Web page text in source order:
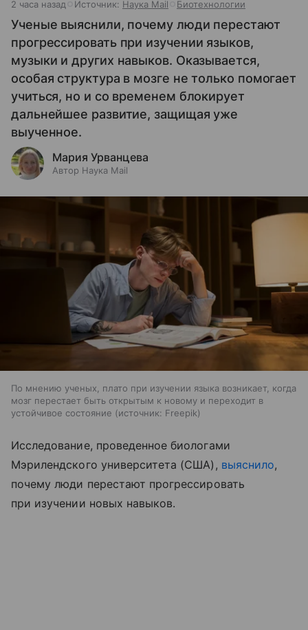
2 часа назад Источник: Наука Mail Биотехнологии
Ученые выяснили, почему люди перестают
прогрессировать при изучении языков,
музыки и других навыков. Оказывается,
особая структура в мозге не только помогает
учиться, но и со временем блокирует
дальнейшее развитие, защищая уже
выученное.
Мария Урванцева
Автор Наука Mail
По мнению ученых, плато при изучении языка возникает, когда
мозг перестает быть открытым к новому и переходит в
устойчивое состояние
источник: Freepik
Исследование, проведенное биологами
Мэрилендского университета (США), выяснило,
почему люди перестают прогрессировать
при изучении новых навыков.